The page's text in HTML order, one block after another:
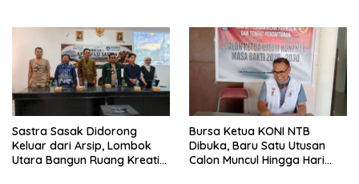
Kunjung Tuntas
Sastra Sasak Didorong
Keluar dari Arsip, Lombok
Utara Bangun Ruang Kreatif
Bursa Ketua KONI NTB
Dibuka, Baru Satu Utusan
Calon Muncul Hingga Hari